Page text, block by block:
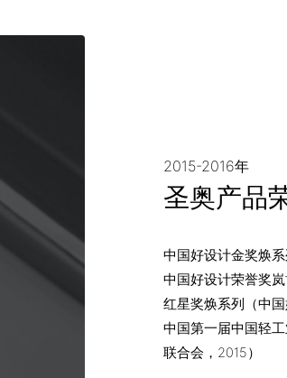
2015-2016年
圣奥产品
中国好设计金奖焕
中国好设计荣誉奖
红星奖焕系列（中
中国第一届中国轻
联合会，2015）